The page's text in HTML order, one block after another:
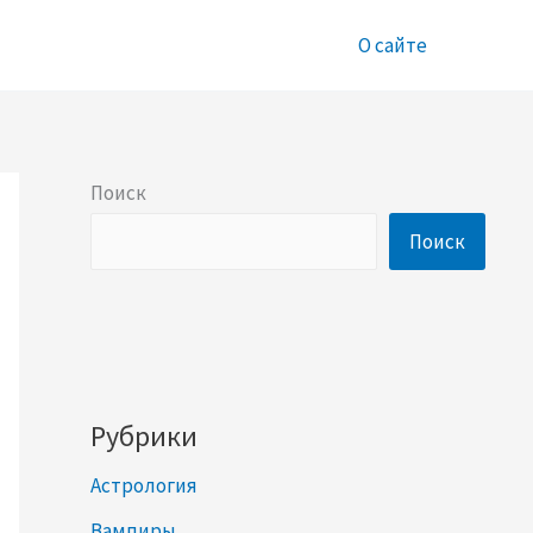
О сайте
Поиск
Поиск
Рубрики
Астрология